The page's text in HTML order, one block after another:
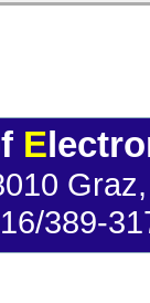
E
389-